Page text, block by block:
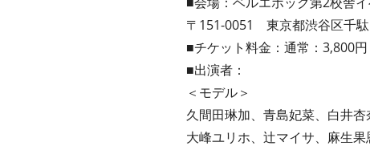
〒151-0051 東京都渋谷区千
■チケット料金：通常：3,800
■出演者：
＜モデル＞
久間田琳加、青島妃菜、白井杏
大峰ユリホ、辻マイサ、麻生